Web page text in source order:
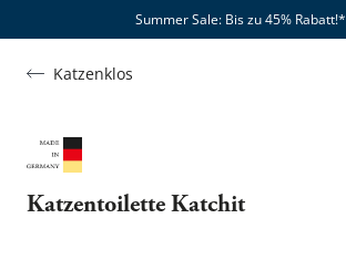
Summer Sale: Bis zu 45% Rabatt!*​
Katzenklos
Katzentoilette Katchit